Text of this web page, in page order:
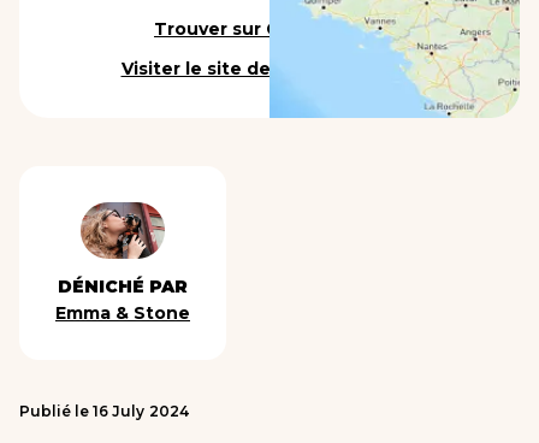
Trouver sur Google Maps
Visiter le site de l'établissement
DÉNICHÉ PAR
Emma & Stone
Publié le 16 July 2024